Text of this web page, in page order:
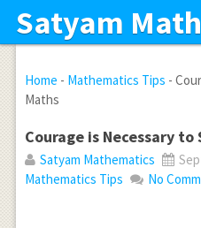
Satyam
Home - Mathematics Tips -
Maths
Courage is Necessary to
Satyam Mathematics
Mathematics Tips
No